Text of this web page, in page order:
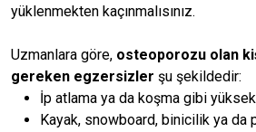
yüklenmekten kaçınmalısınız.
Uzmanlara göre, osteoporozu olan
gereken egzersizler şu şekildedir:
İp atlama ya da koşma gibi
Kayak, snowboard, binicilik ya da